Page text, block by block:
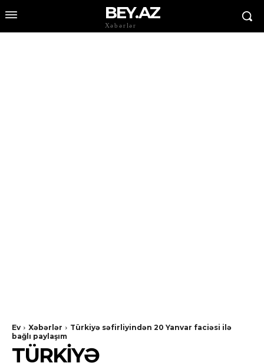
BEY.AZ
Xəbərlər
Ev Xəbərlər
Türkiyə səfirliyindən 20 Yanvar faciəsi ilə
bağlı paylaşım
TÜRKIYƏ